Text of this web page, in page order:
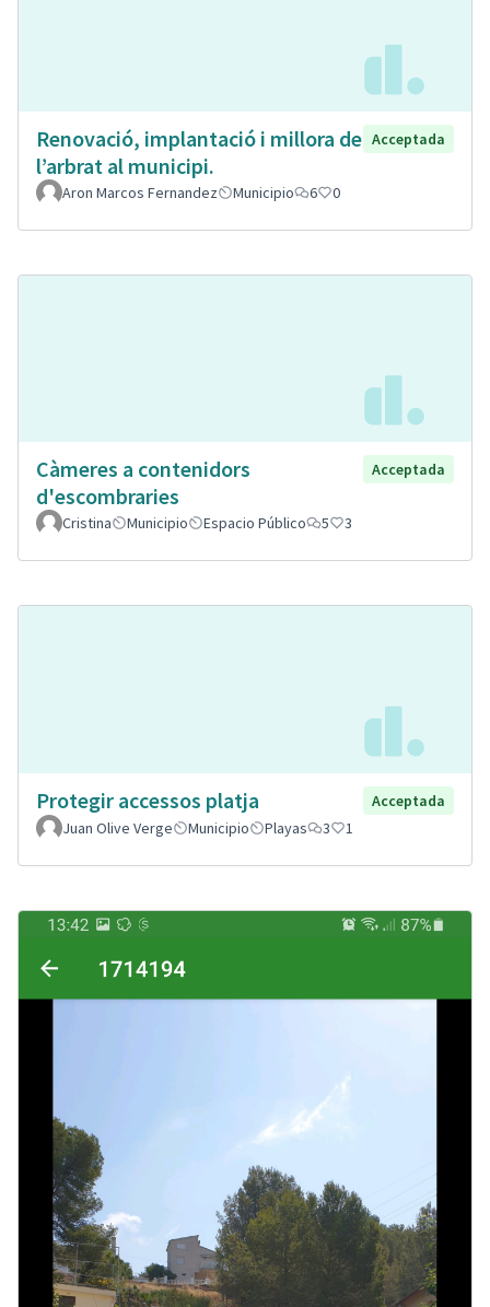
Renovació, implantació i millora de
l’arbrat al municipi.
Acceptada
Aron Marcos Fernandez Municipio 6 0
Càmeres a contenidors
d'escombraries
Acceptada
Cristina Municipio Espacio Público 5 3
Protegir accessos platja
Acceptada
Juan Olive Verge
Municipio Playas 3 1